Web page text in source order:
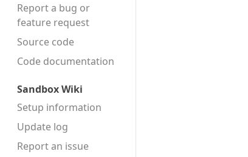
Report a bug or
feature request
Source code
Code docu­mentation
Sandbox Wiki
Setup information
Update log
Report an issue